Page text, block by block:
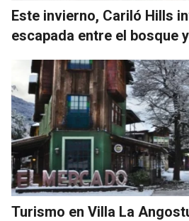
Este invierno, Cariló Hills
escapada entre el bosque
Turismo en Villa La